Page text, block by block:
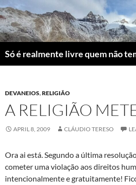
Skip
to
content
DEVANEIOS,RELIGIÃO
A RELIGIÃO
APRIL 8, 2009 CLÁUDIO TERESO
Ora ai está. Segundo a última
cometer uma violação aos direitos
intencionalmente e gratuitamente!